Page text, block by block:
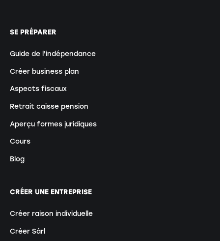
SE PRÉPARER
Guide de l'indépendance
Créer business plan
Aspects fiscaux
Retrait caisse pension
Aperçu formes juridiques
Cours
Blog
CRÉER UNE ENTREPRISE
Créer raison individuelle
Créer Sàrl